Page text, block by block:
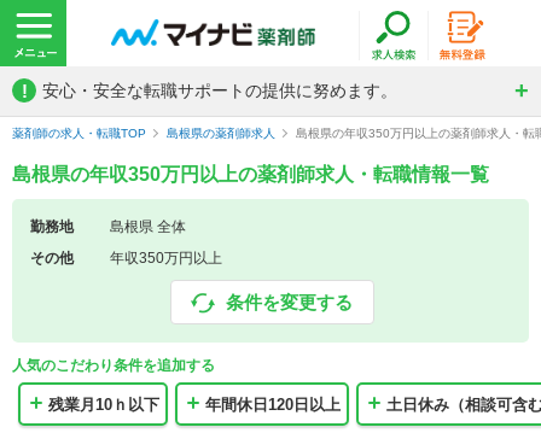
! 安心・安全な転職サポートの提供に努めます。
薬剤師の求人・転職TOP 島根県の薬剤師求人 島根県の年収350万円以上の薬剤師求人・転
島根県の年収350万円以上の薬剤師求人・転職情報一覧
勤務地
島根県 全体
その他
年収350万円以上
条件を変更する
人気のこだわり条件を追加する
残業月10ｈ以下 年間休日120日以上 土日休み（相談可含